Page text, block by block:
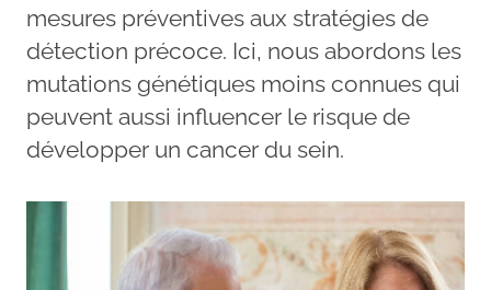
mesures préventives aux stratégies de
détection précoce. Ici, nous abordons les
mutations génétiques moins connues qui
peuvent aussi influencer le risque de
développer un cancer du sein.